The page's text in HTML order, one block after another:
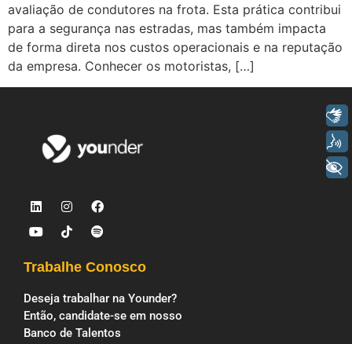
avaliação de condutores na frota. Esta prática contribui
para a segurança nas estradas, mas também impacta
de forma direta nos custos operacionais e na reputação
da empresa. Conhecer os motoristas, […]
Trabalhe Conosco
Deseja trabalhar na Younder?
Então, candidate-se em nosso
Banco de Talentos